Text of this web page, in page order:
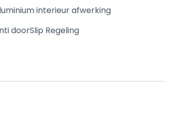
interieur afwerking
doorSlip Regeling